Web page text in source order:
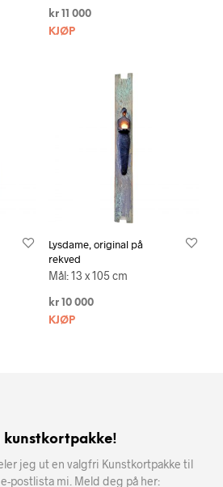
kr11 000
KJØP
Lysdame, original på
rekved
Mål: 13 x 105 cm
kr10 000
KJØP
kunstkortpakke!
jeg ut en valgfri Kunstkortpakke til
postlista mi. Meld deg på her: